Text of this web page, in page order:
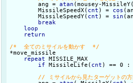
        ang =
atan (mousey-
        MissileSpeedX(
cnt ) = cos
        MissileSpeedY(
cnt ) = sin
break
loop
return
/*  全てのミサイルを動かす  */
repeat
MISSILE_MAX
if
MissileLife( cnt ) == 0